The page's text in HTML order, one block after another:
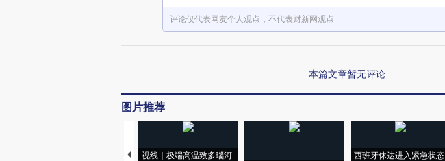
评论仅代表网友个人观点，不代表财新网观点
本篇文章暂无评论
图片推荐
视线｜极端高温致多瑙河
西班牙休达进入紧急状态